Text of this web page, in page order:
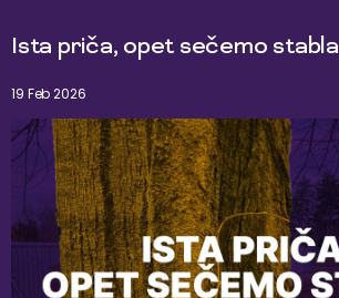
Ista priča, opet sečemo stabla
19 Feb 2026